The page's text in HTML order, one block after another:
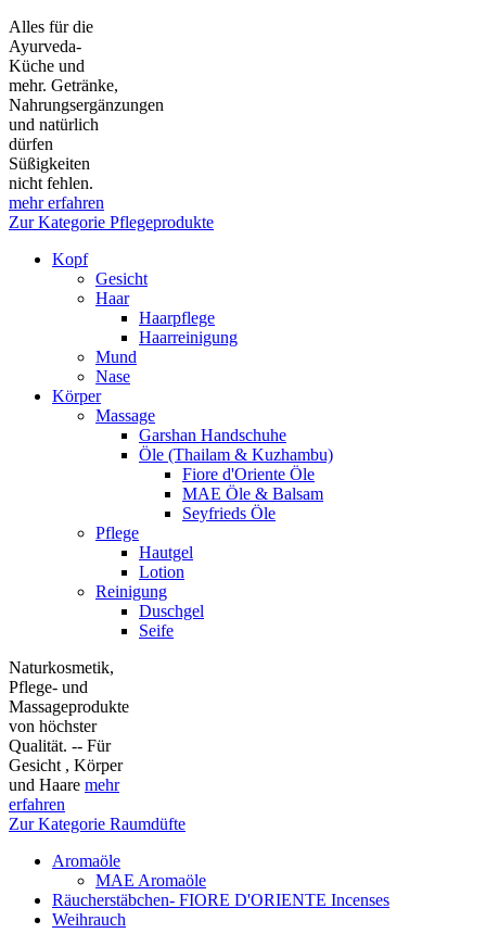
Alles für die
Ayurveda-
Küche und
mehr. Getränke,
Nahrungsergänzungen
und natürlich
dürfen
Süßigkeiten
nicht fehlen.
mehr erfahren
Zur Kategorie Pflegeprodukte
Kopf
Gesicht
Haar
Haarpflege
Haarreinigung
Mund
Nase
Körper
Massage
Garshan Handschuhe
Öle (Thailam & Kuzhambu)
Fiore d'Oriente Öle
MAE Öle & Balsam
Seyfrieds Öle
Pflege
Hautgel
Lotion
Reinigung
Duschgel
Seife
Naturkosmetik,
Pflege- und
Massageprodukte
von höchster
Qualität. -- Für
Gesicht , Körper
und Haare mehr
erfahren
Zur Kategorie Raumdüfte
Aromaöle
MAE Aromaöle
Räucherstäbchen- FIORE D'ORIENTE Incenses
Weihrauch